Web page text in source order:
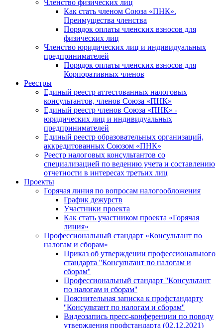
Членство физических лиц
Как стать членом Союза «ПНК».
Преимущества членства
Порядок оплаты членских взносов для
физических лиц
Членство юридических лиц и индивидуальных
предпринимателей
Порядок оплаты членских взносов для
Корпоративных членов
Реестры
Единый реестр аттестованных налоговых
консультантов, членов Союза «ПНК»
Единый реестр членов Союза «ПНК» -
юридических лиц и индивидуальных
предпринимателей
Единый реестр образовательных организаций,
аккредитованных Союзом «ПНК»
Реестр налоговых консультантов со
специализацией по ведению учета и составлению
отчетности в интересах третьих лиц
Проекты
Горячая линия по вопросам налогообложения
График дежурств
Участники проекта
Как стать участником проекта «Горячая
линия»
Профессиональный стандарт «Консультант по
налогам и сборам»
Приказ об утверждении профессионального
стандарта ''Консультант по налогам и
сборам''
Профессиональный стандарт ''Консультант
по налогам и сборам''
Пояснительная записка к профстандарту
''Консультант по налогам и сборам''
Видеозапись пресс-конференции по поводу
утверждения профстандарта (02.12.2021)